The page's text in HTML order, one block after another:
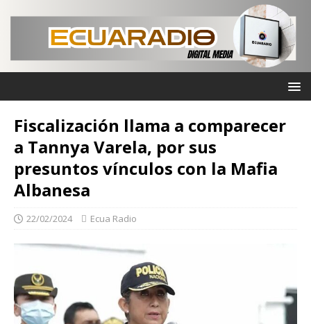
Fiscalización llama a comparecer
a Tannya Varela, por sus
presuntos vínculos con la Mafia
Albanesa
22/02/2024 Ecua Radio